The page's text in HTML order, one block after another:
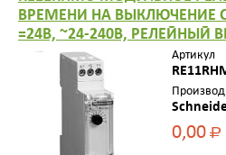
ВРЕМЕНИ НА ВЫКЛЮЧЕНИЕ
=24В, ~24-240В, РЕЛЕЙНЫЙ
Артикул
0,00Р